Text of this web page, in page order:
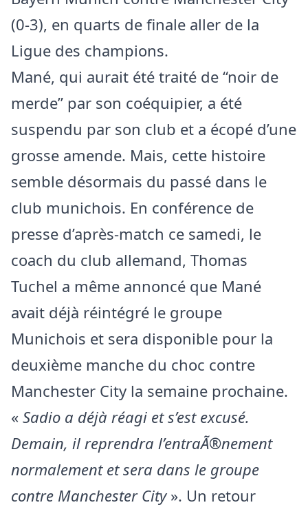
(0-3), en quarts de finale aller de la
Ligue des champions.
Mané, qui aurait été traité de “noir de
merde” par son coéquipier, a été
suspendu par son club et a écopé d’une
grosse amende. Mais, cette histoire
semble désormais du passé dans le
club munichois. En conférence de
presse d’après-match ce samedi, le
coach du club allemand, Thomas
Tuchel a même annoncé que Mané
avait déjà réintégré le groupe
Munichois et sera disponible pour la
deuxième manche du choc contre
Manchester City la semaine prochaine.
« Sadio a déjà réagi et s’est excusé.
Demain, il reprendra l’entraÃ®nement
normalement et sera dans le groupe
contre Manchester City». Un retour